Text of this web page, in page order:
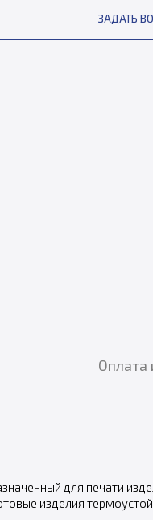
ЗАДАТЬ
Оплата
для печати
изделия